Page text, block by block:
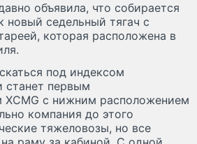
объявила, что собирается
новый седельный тягач с
которая расположена в
под индексом
станет первым
XCMG с нижним расположением
компания до этого
тяжеловозы, но все